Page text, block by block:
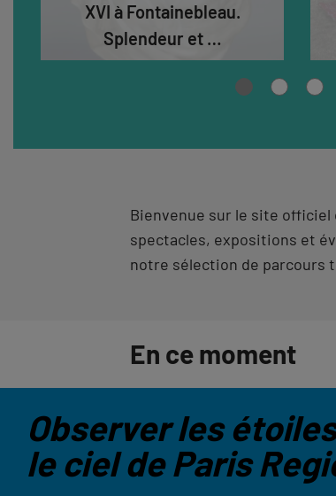
XVI à Fontainebleau.
Splendeur et …
Aller Aller
Bienvenue sur le site officiel
spectacles, expositions et
notre sélection de parcours
En ce moment
Observer les
le ciel de Paris